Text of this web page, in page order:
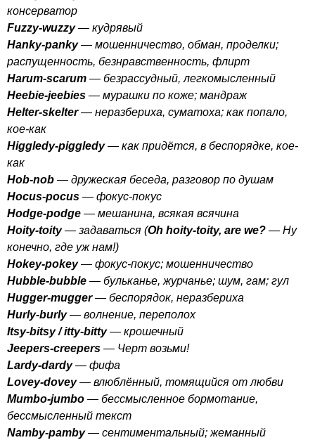
консерватор
Fuzzy-wuzzy— кудрявый
Hanky-panky— мошенничество, обман, проделки;
распущенность, безнравственность, флирт
Harum-scarum — безрассудный, легкомысленный
Heebie-jeebies — мурашки по коже; мандраж
Helter-skelter— неразбериха, суматоха; как попало,
кое-как
Higgledy-piggledy— как придётся, в беспорядке, кое-
как
Hob-nob — дружеская беседа, разговор по душам
Hocus-pocus — фокус-покус
Hodge-podge — мешанина, всякая всячина
Hoity-toity— задаваться (Oh hoity-toity, are we? — Ну
конечно, где уж нам!)
Hokey-pokey— фокус-покус; мошенничество
Hubble-bubble — бульканье, журчанье; шум, гам; гул
Hugger-mugger— беспорядок, неразбериха
Hurly-burly— волнение, переполох
Itsy-bitsy/itty-bitty— крошечный
Jeepers-creepers — Черт возьми!
Lardy-dardy— фифа
Lovey-dovey— влюблённый, томящийся от любви
Mumbo-jumbo — бессмысленное бормотание,
бессмысленный текст
Namby-pamby— сентиментальный; жеманный